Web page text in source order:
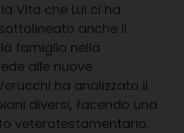
Vita che Lui ci ha
anche il
famiglia nella
alle nuove
ha analizzato il
diversi, facendo una
veterotestamentario.